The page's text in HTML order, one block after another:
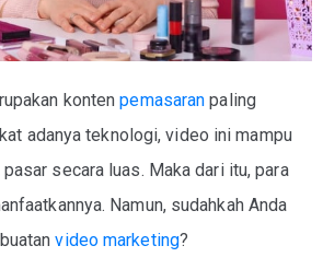
kontenpemasaran paling
adanya teknologi, video ini mampu
secara luas. Maka dari itu, para
Namun, sudahkah Anda
video marketing?